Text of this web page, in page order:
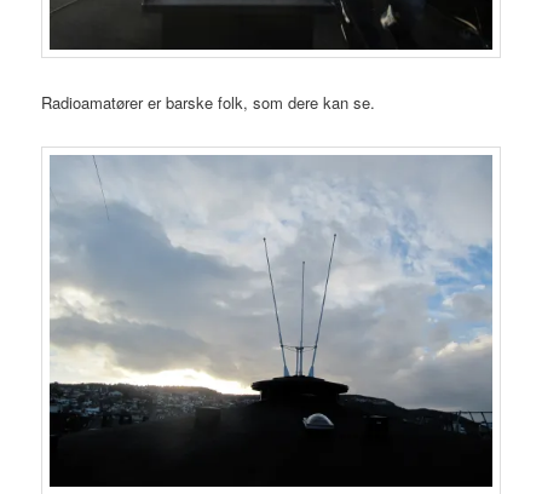
Radioamatører er barske folk, som dere kan se.